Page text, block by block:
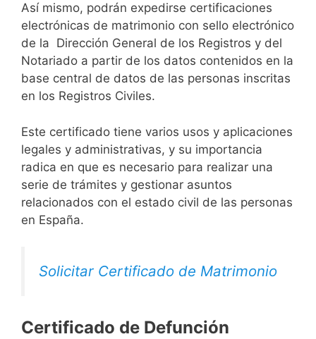
Así mismo, podrán expedirse certificaciones
electrónicas de matrimonio con sello electrónico
de la Dirección General de los Registros y del
Notariado a partir de los datos contenidos en la
base central de datos de las personas inscritas
en los Registros Civiles.
Este certificado tiene varios usos y aplicaciones
legales y administrativas, y su importancia
radica en que es necesario para realizar una
serie de trámites y gestionar asuntos
relacionados con el estado civil de las personas
en España.
Solicitar Certificado de Matrimonio
Certificado de Defunción